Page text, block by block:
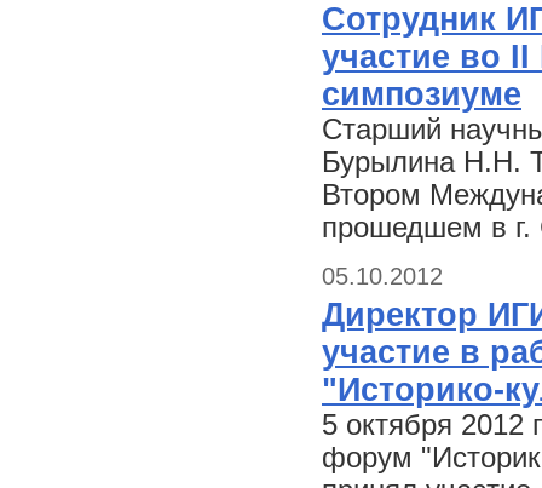
Сотрудник
участие во
симпозиуме
Старший
Бурылина Н.Н.
Втором
прошедшем в г.
05.10.2012
Директор
участие в
"Историко-
5 октября 2012
форум